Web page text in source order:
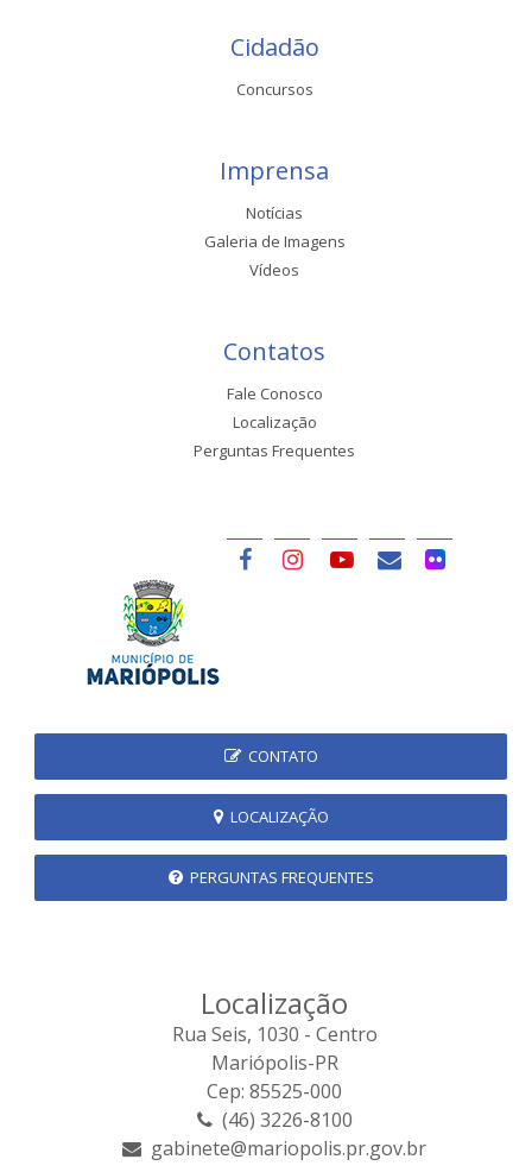
Cidadão
Concursos
Imprensa
Notícias
Galeria de Imagens
Vídeos
Contatos
Fale Conosco
Localização
Perguntas Frequentes
CONTATO
LOCALIZAÇÃO
PERGUNTAS FREQUENTES
Localização
Rua Seis, 1030 - Centro
Mariópolis-PR
Cep: 85525-000
(46) 3226-8100
gabinete@mariopolis.pr.gov.br